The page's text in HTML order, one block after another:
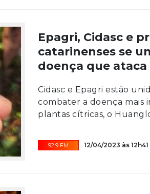
Epagri, Cidasc e
catarinenses se
doença que
Cidasc e Epagri estão
combater a doença mais
plantas cítricas, o
92.9 FM 12/04/2023 às 12h41